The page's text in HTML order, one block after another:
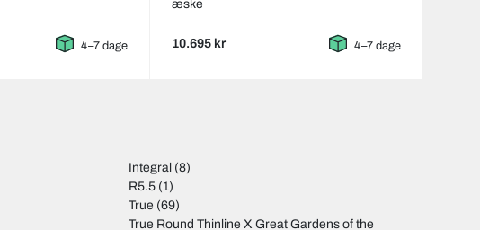
4–7 dage
æske
10.695 kr 4–7 dage
Integral (8)
R5.5 (1)
True (69)
True Round Thinline X Great Gardens of the